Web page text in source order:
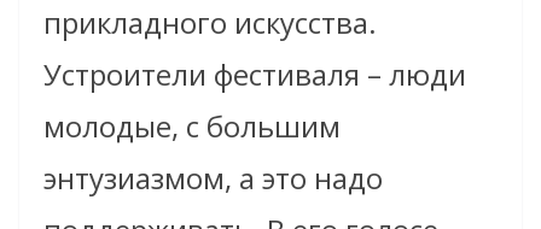
прикладного искусства.
Устроители фестиваля – люди
молодые, с большим
энтузиазмом, а это надо